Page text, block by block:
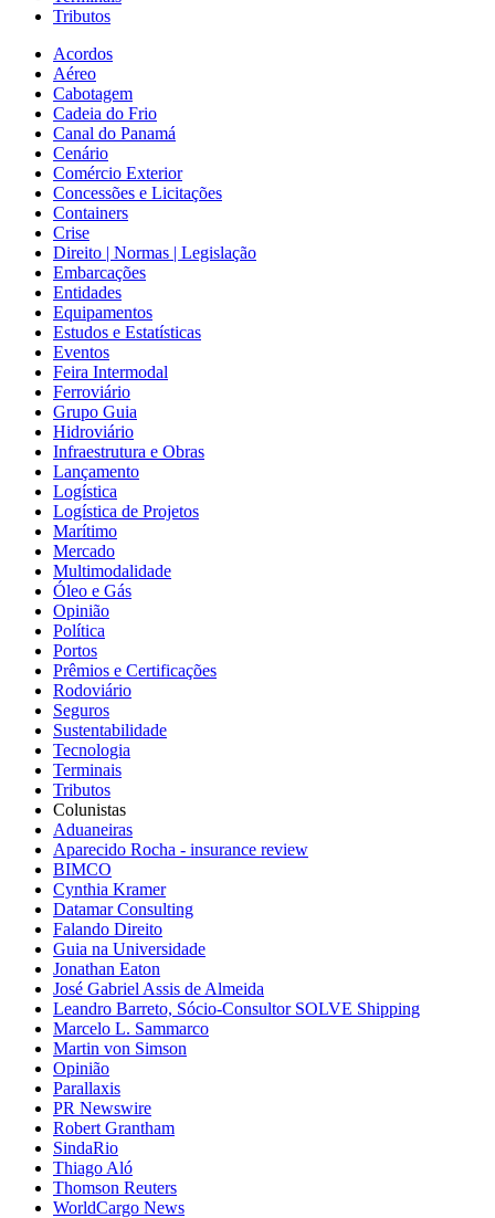
Tributos
Acordos
Aéreo
Cabotagem
Cadeia do Frio
Canal do Panamá
Cenário
Comércio Exterior
Concessões e Licitações
Containers
Crise
Direito | Normas | Legislação
Embarcações
Entidades
Equipamentos
Estudos e Estatísticas
Eventos
Feira Intermodal
Ferroviário
Grupo Guia
Hidroviário
Infraestrutura e Obras
Lançamento
Logística
Logística de Projetos
Marítimo
Mercado
Multimodalidade
Óleo e Gás
Opinião
Política
Portos
Prêmios e Certificações
Rodoviário
Seguros
Sustentabilidade
Tecnologia
Terminais
Tributos
Colunistas
Aduaneiras
Aparecido Rocha - insurance review
BIMCO
Cynthia Kramer
Datamar Consulting
Falando Direito
Guia na Universidade
Jonathan Eaton
José Gabriel Assis de Almeida
Leandro Barreto, Sócio-Consultor SOLVE Shipping
Marcelo L. Sammarco
Martin von Simson
Opinião
Parallaxis
PR Newswire
Robert Grantham
SindaRio
Thiago Aló
Thomson Reuters
WorldCargo News